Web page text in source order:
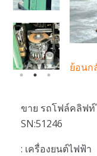
ย้อนก
ขาย รถโฟล์คลิฟท์
SN:51246
: เครื่องยนต์ไฟฟ้า